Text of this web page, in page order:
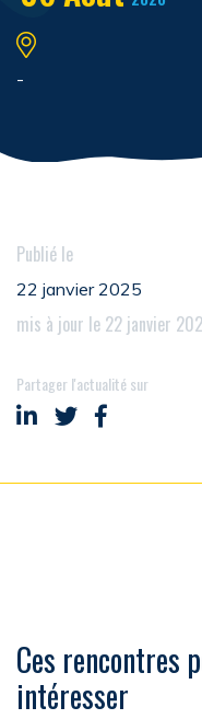
-
Publié le
22 janvier 2025
mis à jour le 22 janvier
Partager l'actualité sur
Partager sur LinkedIn
Partager sur
Partager sur
Ces rencontres
intéresser